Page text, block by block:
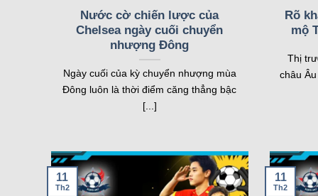
18:30
FT
Slavia Praha Women
Brondby IF Women
FT[1-
19:00
FT
Juventus Women
Hammarby Women
Nước cờ chiến lược của
Chelsea ngày cuối chuyển
nhượng Đông
Ngày cuối của kỳ chuyển nhượng mùa
Đông luôn là thời điểm căng thẳng bậc
[...]
Rõ
mộ
Thị
châu
11
Th2
11
Th2